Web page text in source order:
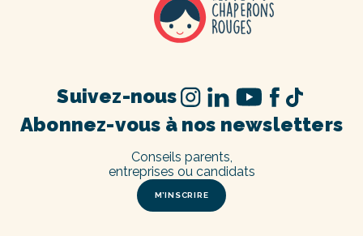
Abonnez-vous à nos newsletters
M’INSCRIRE
Conseils parents,
entreprises ou candidats
Suivez-nous